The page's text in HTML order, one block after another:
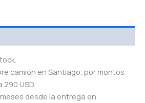
camión en Santiago, por montos
USD.
desde la entrega en